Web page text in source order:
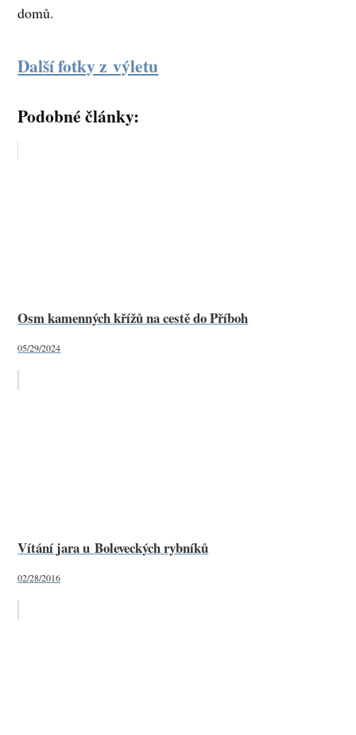
domů.
Další fotky z výletu
Podobné články:
Osm kamenných křížů na cestě do Příboh
05/29/2024
Vítání jara u Boleveckých rybníků
02/28/2016